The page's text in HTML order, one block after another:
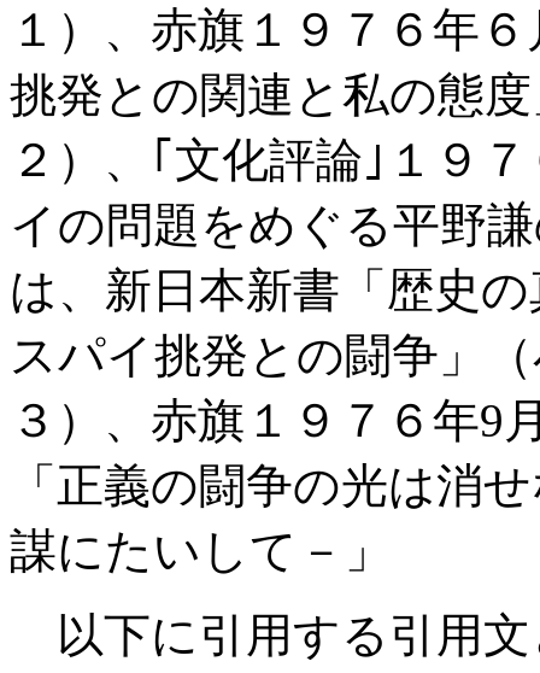
１）、赤旗１９７６年６
挑発との関連と私の態
２）、｢文化評論｣１９
イの問題をめぐる平野
は、新日本新書「歴史
スパイ挑発との闘争」
３）、赤旗１９７６年9
「正義の闘争の光は消
謀にたいして－」
以下に引用する引用